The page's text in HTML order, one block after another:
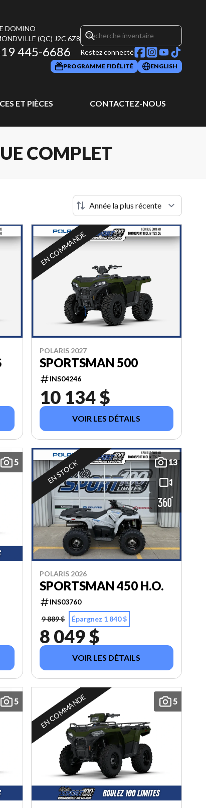
DOMINO
(QC) J2C 6Z8
445-6686 Restez connecté
PROGRAMME FIDÉLITÉ ENGLISH
ET PIÈCES CONTACTEZ-NOUS
COMPLET
EN COMMANDE
POLARIS 2027
SPORTSMAN 500
INS04246
10 134 $
VOIR LES DÉTAILS
5 13
EN STOCK
POLARIS 2026
SPORTSMAN 450 H.O.
INS03760
9 889 $
Épargnez 1 840 $
8 049 $
VOIR LES DÉTAILS
5 5
EN COMMANDE